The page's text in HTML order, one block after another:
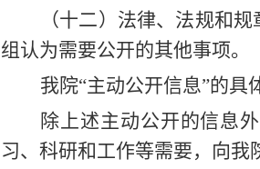
（十二）法律、法规和
组认为需要公开的其他事项。
我院“主动公开信息”的具
除上述主动公开的信息
习、科研和工作等需要，向我